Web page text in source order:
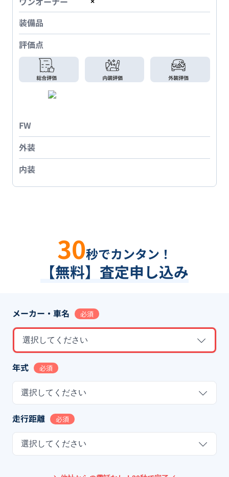
装備品
評価点
FW
外装
内装
30秒でカンタン！
【無料】査定申し込み
メーカー・車名 必須
選択してください
年式 必須
選択してください
走行距離 必須
選択してください